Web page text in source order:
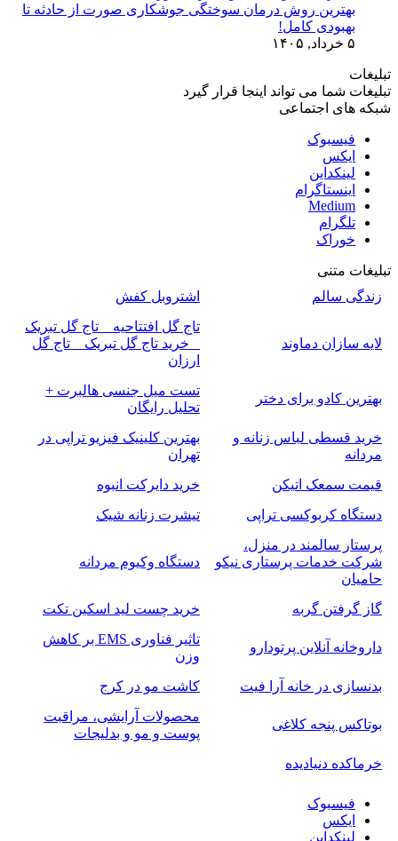
بهترین روش درمان سوختگی جوشکاری صورت از حادثه تا
بهبودی کامل!
۵ خرداد, ۱۴۰۵
تبلیغات
تبلیغات شما می تواند اینجا قرار گیرد
شبکه های اجتماعی
فیسبوک
ایکس
لینکداین
اینستاگرام
Medium
تلگرام
خوراک
تبلیغات متنی
زندگی سالم
اشتروبل کفش
لایه سازان دماوند
تاج گل افتتاحیه _ تاج گل تبریک
_ خرید تاج گل تبریک _ تاج گل
ارزان
بهترین کادو برای دختر
تست میل جنسی هالبرت +
تحلیل رایگان
خرید قسطی لباس زنانه و
مردانه
بهترین کلینیک فیزیو تراپی در
تهران
قیمت سمعک اتیکن
خرید دایرکت انبوه
دستگاه کربوکسی تراپی
تیشرت زنانه شیک
پرستار سالمند در منزل،
شرکت خدمات پرستاری نیکو
حامیان
دستگاه وکیوم مردانه
گاز گرفتن گربه خرید چست لید اسکین تکت
داروخانه آنلاین پرتودارو
تاثیر فناوری EMS بر کاهش
وزن
بدنسازی در خانه آرا فیت
کاشت مو در کرج
بوتاکس پنجه کلاغی
محصولات آرایشی، مراقبت
پوست و مو و بدلیجات
خرماکده دنیادیده
فیسبوک
ایکس
لینکداین